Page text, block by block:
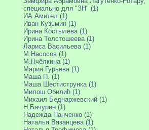
специально для "ЗН" (1)
ИА Амител (1)
Иван Кузьмин (1)
Ирина Костылева (1)
Ирина Толстошеева (1)
Лариса Васильева (1)
М.Насосов (1)
М.Пчёлкина (1)
Мария Гурьева (1)
Маша П. (1)
Маша Шестиструнка (1)
Милош Обилић (1)
Михаил Беднаржевский (1)
Н.Бачурин (1)
Надежда Панченко (1)
Наталья Вязанцева (1)